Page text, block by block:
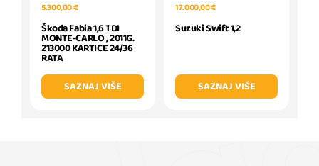
5.300,00 €
Škoda Fabia 1,6 TDI
MONTE-CARLO , 2011G.
213000 KARTICE 24/36
RATA
SAZNAJ VIŠE
17.000,00 €
Suzuki Swift 1,2
SAZNAJ VIŠE